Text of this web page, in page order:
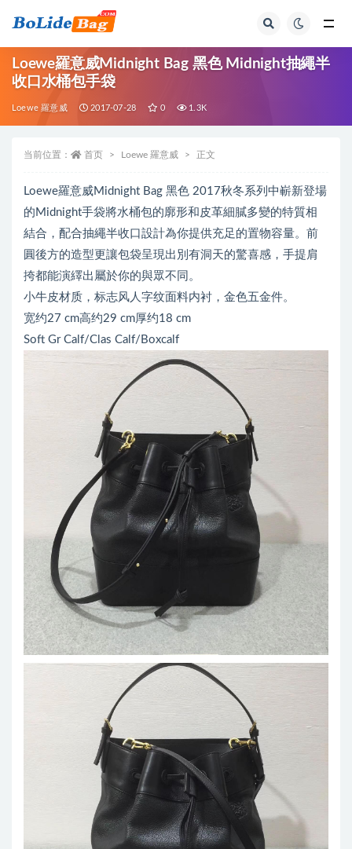
Loewe羅意威Midnight Bag 黑色 Midnight抽繩半
收口水桶包手袋
Loewe 羅意威 2017-07-28 0 1.3K
当前位置： 首页 Loewe 羅意威 正文
Loewe羅意威Midnight Bag 黑色 2017秋冬系列中嶄新登場
的Midnight手袋將水桶包的廓形和皮革細膩多變的特質相
結合，配合抽繩半收口設計為你提供充足的置物容量。前
圓後方的造型更讓包袋呈現出別有洞天的驚喜感，手提肩
挎都能演繹出屬於你的與眾不同。
小牛皮材质，标志风人字纹面料内衬，金色五金件。
宽约27 cm高约29 cm厚约18 cm
Soft Gr Calf/Clas Calf/Boxcalf